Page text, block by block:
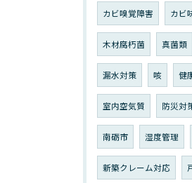
カビ嗅覚障害 カビ
木材腐朽菌 真菌類
漏水対策 咳 健
室内空気質 防災対
南砺市 湿度管理
新築クレーム対応